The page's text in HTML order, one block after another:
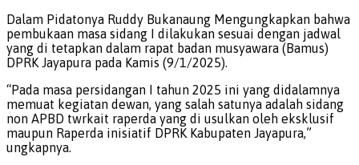
Dalam Pidatonya Ruddy Bukanaung Mengungkapkan bahwa
pembukaan masa sidang I dilakukan sesuai dengan jadwal
yang di tetapkan dalam rapat badan musyawara (Bamus)
DPRK Jayapura pada Kamis (9/1/2025).
“Pada masa persidangan I tahun 2025 ini yang didalamnya
memuat kegiatan dewan, yang salah satunya adalah sidang
non APBD twrkait raperda yang di usulkan oleh eksklusif
maupun Raperda inisiatif DPRK Kabupaten Jayapura,”
ungkapnya.